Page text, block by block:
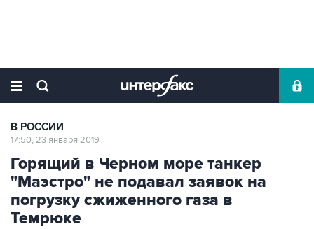
В РОССИИ
17:50, 23 января 2019
Горящий в Черном море танкер
"Маэстро" не подавал заявок на
погрузку сжиженного газа в
Темрюке